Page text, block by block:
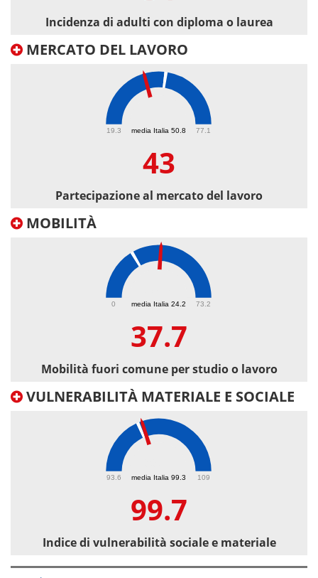
Incidenza di adulti con diploma o laurea
MERCATO DEL LAVORO
media Italia 50.8
19.3 77.1
43
Partecipazione al mercato del lavoro
MOBILITÀ
media Italia 24.2
0 73.2
37.7
Mobilità fuori comune per studio o lavoro
VULNERABILITÀ MATERIALE E SOCIALE
media Italia 99.3
93.6 109
99.7
Indice di vulnerabilità sociale e materiale